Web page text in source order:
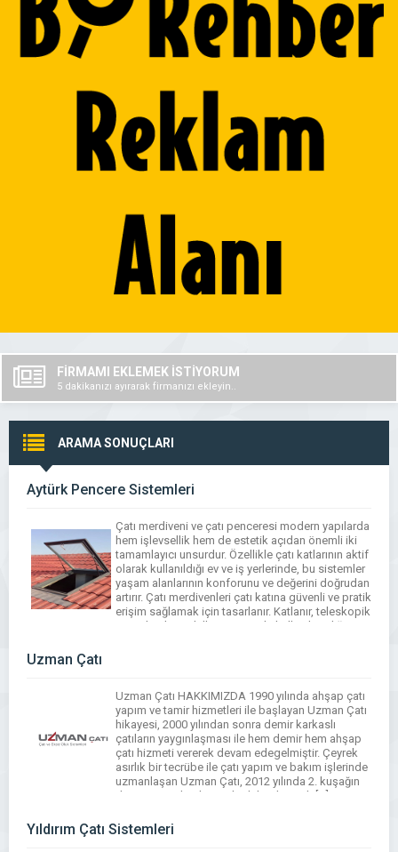
FİRMAMI EKLEMEK İSTİYORUM
5 dakikanızı ayırarak firmanızı ekleyin..
ARAMA SONUÇLARI
Aytürk Pencere Sistemleri
Çatı merdiveni ve çatı penceresi modern yapılarda
hem işlevsellik hem de estetik açıdan önemli iki
tamamlayıcı unsurdur. Özellikle çatı katlarının aktif
olarak kullanıldığı ev ve iş yerlerinde, bu sistemler
yaşam alanlarının konforunu ve değerini doğrudan
artırır. Çatı merdivenleri çatı katına güvenli ve pratik
erişim sağlamak için tasarlanır. Katlanır, teleskopik
ve makaslı modeller sayesinde kullanılmadığı
Uzman Çatı
Uzman Çatı HAKKIMIZDA 1990 yılında ahşap çatı
yapım ve tamir hizmetleri ile başlayan Uzman Çatı
hikayesi, 2000 yılından sonra demir karkaslı
çatıların yaygınlaşması ile hem demir hem ahşap
çatı hizmeti vererek devam edegelmiştir. Çeyrek
asırlık bir tecrübe ile çatı yapım ve bakım işlerinde
uzmanlaşan Uzman Çatı, 2012 yılında 2. kuşağın
da serüvene katılması ile daha dinamik […]
Yıldırım Çatı Sistemleri